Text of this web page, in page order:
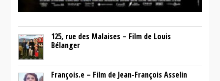
125, rue des Malaises – Film de Louis
Bélanger
François.e – Film de Jean-François Asselin